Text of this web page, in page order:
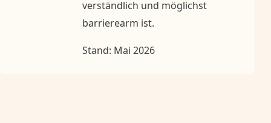
verständlich und möglichst
barrierearm ist.
Stand: Mai 2026